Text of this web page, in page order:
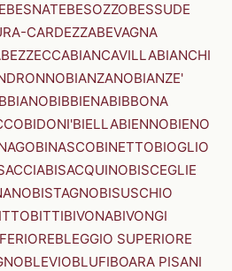
BESNATEBESOZZOBESSUDE
CARDEZZABEVAGNA
BEZZECCABIANCAVILLABIANCHI
BIANZANOBIANZE'
BIBBIENABIBBONA
BIDONI'BIELLABIENNOBIENO
BINASCOBINETTOBIOGLIO
BISACQUINOBISCEGLIE
BISTAGNOBISUSCHIO
BITTIBIVONABIVONGI
BLEGGIO SUPERIORE
BLEVIOBLUFIBOARA PISANI